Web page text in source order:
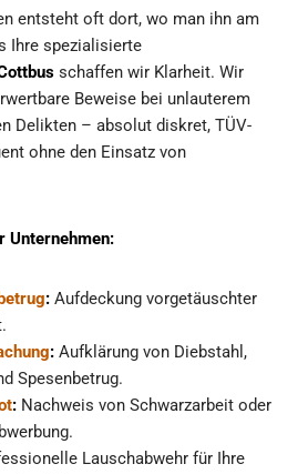
entsteht oft dort, wo man ihn am
Ihre spezialisierte
schaffen wir Klarheit. Wir
Beweise bei unlauterem
Delikten – absolut diskret, TÜV-
ohne den Einsatz von
Unternehmen:
: Aufdeckung vorgetäuschter
: Aufklärung von Diebstahl,
Spesenbetrug.
: Nachweis von Schwarzarbeit oder
Lauschabwehr für Ihre